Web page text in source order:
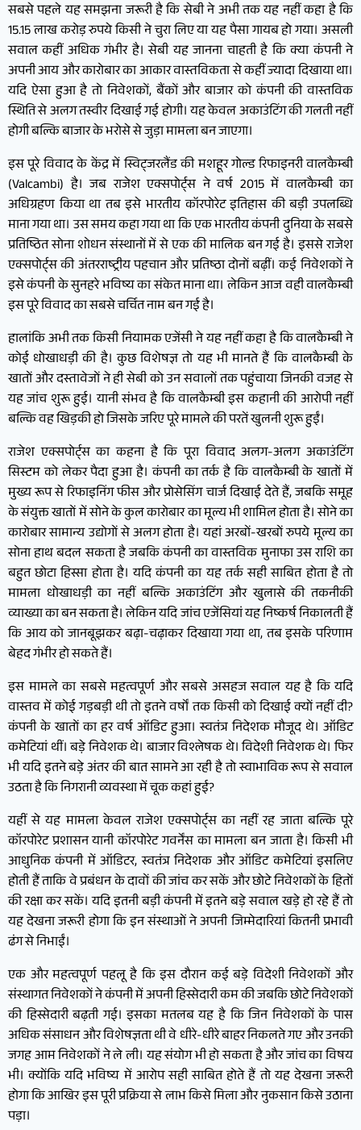
सबसे पहले यह समझना जरूरी है कि सेबी ने अभी तक यह नहीं कहा है कि
15.15 लाख करोड़ रुपये किसी ने चुरा लिए या यह पैसा गायब हो गया। असली
सवाल कहीं अधिक गंभीर है। सेबी यह जानना चाहती है कि क्या कंपनी ने
अपनी आय और कारोबार का आकार वास्तविकता से कहीं ज्यादा दिखाया था।
यदि ऐसा हुआ है तो निवेशकों, बैंकों और बाजार को कंपनी की वास्तविक
स्थिति से अलग तस्वीर दिखाई गई होगी। यह केवल अकाउंटिंग की गलती नहीं
होगी बल्कि बाजार के भरोसे से जुड़ा मामला बन जाएगा।
इस पूरे विवाद के केंद्र में स्विट्जरलैंड की मशहूर गोल्ड रिफाइनरी वालकैम्बी
(Valcambi) है। जब राजेश एक्सपोर्ट्स ने वर्ष 2015 में वालकैम्बी का
अधिग्रहण किया था तब इसे भारतीय कॉरपोरेट इतिहास की बड़ी उपलब्धि
माना गया था। उस समय कहा गया था कि एक भारतीय कंपनी दुनिया के सबसे
प्रतिष्ठित सोना शोधन संस्थानों में से एक की मालिक बन गई है। इससे राजेश
एक्सपोर्ट्स की अंतरराष्ट्रीय पहचान और प्रतिष्ठा दोनों बढ़ीं। कई निवेशकों ने
इसे कंपनी के सुनहरे भविष्य का संकेत माना था। लेकिन आज वही वालकैम्बी
इस पूरे विवाद का सबसे चर्चित नाम बन गई है।
हालांकि अभी तक किसी नियामक एजेंसी ने यह नहीं कहा है कि वालकैम्बी ने
कोई धोखाधड़ी की है। कुछ विशेषज्ञ तो यह भी मानते हैं कि वालकैम्बी के
खातों और दस्तावेजों ने ही सेबी को उन सवालों तक पहुंचाया जिनकी वजह से
यह जांच शुरू हुई। यानी संभव है कि वालकैम्बी इस कहानी की आरोपी नहीं
बल्कि वह खिड़की हो जिसके जरिए पूरे मामले की परतें खुलनी शुरू हुईं।
राजेश एक्सपोर्ट्स का कहना है कि पूरा विवाद अलग-अलग अकाउंटिंग
सिस्टम को लेकर पैदा हुआ है। कंपनी का तर्क है कि वालकैम्बी के खातों में
मुख्य रूप से रिफाइनिंग फीस और प्रोसेसिंग चार्ज दिखाई देते हैं, जबकि समूह
के संयुक्त खातों में सोने के कुल कारोबार का मूल्य भी शामिल होता है। सोने का
कारोबार सामान्य उद्योगों से अलग होता है। यहां अरबों-खरबों रुपये मूल्य का
सोना हाथ बदल सकता है जबकि कंपनी का वास्तविक मुनाफा उस राशि का
बहुत छोटा हिस्सा होता है। यदि कंपनी का यह तर्क सही साबित होता है तो
मामला धोखाधड़ी का नहीं बल्कि अकाउंटिंग और खुलासे की तकनीकी
व्याख्या का बन सकता है। लेकिन यदि जांच एजेंसियां यह निष्कर्ष निकालती हैं
कि आय को जानबूझकर बढ़ा-चढ़ाकर दिखाया गया था, तब इसके परिणाम
बेहद गंभीर हो सकते हैं।
इस मामले का सबसे महत्वपूर्ण और सबसे असहज सवाल यह है कि यदि
वास्तव में कोई गड़बड़ी थी तो इतने वर्षों तक किसी को दिखाई क्यों नहीं दी?
कंपनी के खातों का हर वर्ष ऑडिट हुआ। स्वतंत्र निदेशक मौजूद थे। ऑडिट
कमेटियां थीं। बड़े निवेशक थे। बाजार विश्लेषक थे। विदेशी निवेशक थे। फिर
भी यदि इतने बड़े अंतर की बात सामने आ रही है तो स्वाभाविक रूप से सवाल
उठता है कि निगरानी व्यवस्था में चूक कहां हुई?
यहीं से यह मामला केवल राजेश एक्सपोर्ट्स का नहीं रह जाता बल्कि पूरे
कॉरपोरेट प्रशासन यानी कॉरपोरेट गवर्नेंस का मामला बन जाता है। किसी भी
आधुनिक कंपनी में ऑडिटर, स्वतंत्र निदेशक और ऑडिट कमेटियां इसलिए
होती हैं ताकि वे प्रबंधन के दावों की जांच कर सकें और छोटे निवेशकों के हितों
की रक्षा कर सकें। यदि इतनी बड़ी कंपनी में इतने बड़े सवाल खड़े हो रहे हैं तो
यह देखना जरूरी होगा कि इन संस्थाओं ने अपनी जिम्मेदारियां कितनी प्रभावी
ढंग से निभाईं।
एक और महत्वपूर्ण पहलू है कि इस दौरान कई बड़े विदेशी निवेशकों और
संस्थागत निवेशकों ने कंपनी में अपनी हिस्सेदारी कम की जबकि छोटे निवेशकों
की हिस्सेदारी बढ़ती गई। इसका मतलब यह है कि जिन निवेशकों के पास
अधिक संसाधन और विशेषज्ञता थी वे धीरे-धीरे बाहर निकलते गए और उनकी
जगह आम निवेशकों ने ले ली। यह संयोग भी हो सकता है और जांच का विषय
भी। क्योंकि यदि भविष्य में आरोप सही साबित होते हैं तो यह देखना जरूरी
होगा कि आखिर इस पूरी प्रक्रिया से लाभ किसे मिला और नुकसान किसे उठाना
पड़ा।